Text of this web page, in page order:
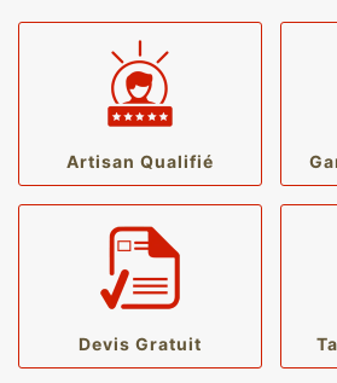
Artisan Qualifié
Devis Gratuit